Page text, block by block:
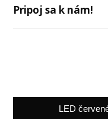
Pripoj sa k nám!
LED